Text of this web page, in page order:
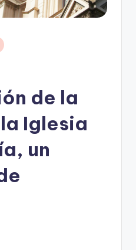
de la
Iglesia
un